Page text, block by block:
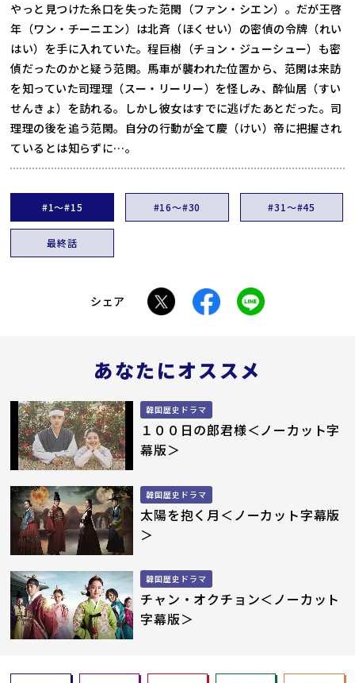
やっと見つけた糸口を失った范閑（ファン・シエン）。だが王啓
年（ワン・チーニエン）は北斉（ほくせい）の密偵の令牌（れい
はい）を手に入れていた。程巨樹（チョン・ジューシュー）も密
偵だったのかと疑う范閑。馬車が襲われた位置から、范閑は来訪
を知っていた司理理（スー・リーリー）を怪しみ、酔仙居（すい
せんきょ）を訪れる。しかし彼女はすでに逃げたあとだった。司
理理の後を追う范閑。自分の行動が全て慶（けい）帝に把握され
ているとは知らずに…。
#1～#15 #16～#30 #31～#45
最終話
シェア
あなたにオススメ
韓国歴史ドラマ
１００日の郎君様＜ノーカット字
幕版＞
韓国歴史ドラマ
太陽を抱く月＜ノーカット字幕版
＞
韓国歴史ドラマ
チャン・オクチョン＜ノーカット
字幕版＞